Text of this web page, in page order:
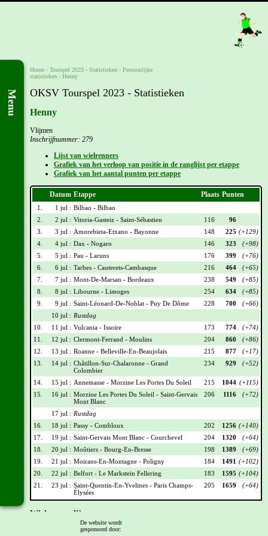
Menu
Home - Tourspel 2023 - Statistieken - Persoonlijke
statistieken - Henny
OKSV Tourspel 2023 - Statistieken
Henny
Vlijmen
Inschrijfnummer: 279
Lijst van wielrenners
Grafiek van het verloop van positie in de ranglijst per etappe
Grafiek van het aantal punten per etappe
Datum Etappe Plaats Punten
1. 1 jul : Bilbao - Bilbao
2.
2 jul : Vitoria-Gasteiz - Saint-Sébastien 116
96
3.
3 jul : Amorebieta-Etxano - Bayonne 148 225 (+129)
4.
4 jul : Dax - Nogaro 146 323
(+98)
5.
5 jul : Pau - Laruns 176 399
(+76)
6.
6 jul : Tarbes - Cauterets-Cambasque 216 464
(+65)
7.
7 jul : Mont-De-Marsan - Bordeaux 238 549
(+85)
8.
8 jul : Libourne - Limoges 254 634
(+85)
9.
9 jul : Saint-Léonard-De-Noblat - Puy De Dôme 228 700
(+66)
10 jul : Rustdag
10.
11 jul : Vulcania - Issoire 173 774
(+74)
11.
12 jul : Clermont-Ferrand - Moulins 204 860
(+86)
12.
13 jul : Roanne - Belleville-En-Beaujolais 215 877
(+17)
13.
14 jul : Châtillon-Sur-Chalaronne - Grand
Colombier
234 929 (+52)
14. 15 jul : Annemasse - Morzine Les Portes Du Soleil 215 1044 (+115)
15.
16 jul : Morzine Les Portes Du Soleil - Saint-Gervais
Mont Blanc
206 1116 (+72)
17 jul : Rustdag
16.
18 jul : Passy - Combloux 202 1256 (+140)
17.
19 jul : Saint-Gervais Mont Blanc - Courchevel 204 1320
(+64)
18.
20 jul : Moûtiers - Bourg-En-Bresse 198 1389
(+69)
19.
21 jul : Moirans-En-Montagne - Poligny 184 1491 (+102)
20.
22 jul : Belfort - Le Markstein Fellering 183 1595 (+104)
21.
23 jul : Saint-Quentin-En-Yvelines - Paris Champs-
Élysées
205 1659 (+64)
Wielrennerslijst
De website wordt
gesponsord door: